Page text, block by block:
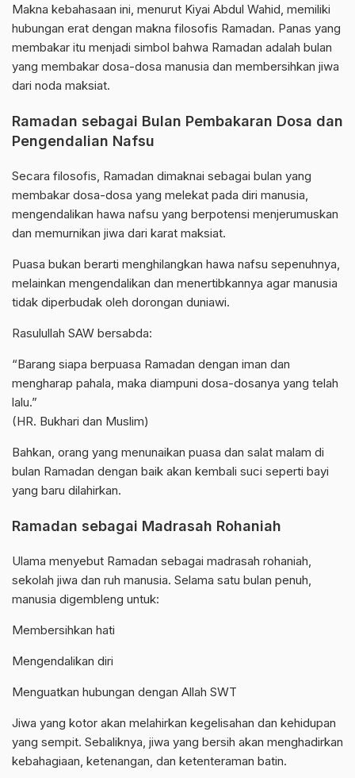
Makna kebahasaan ini, menurut Kiyai Abdul Wahid, memiliki
hubungan erat dengan makna filosofis Ramadan. Panas yang
membakar itu menjadi simbol bahwa Ramadan adalah bulan
yang membakar dosa-dosa manusia dan membersihkan jiwa
dari noda maksiat.
Ramadan sebagai Bulan Pembakaran Dosa dan
Pengendalian Nafsu
Secara filosofis, Ramadan dimaknai sebagai bulan yang
membakar dosa-dosa yang melekat pada diri manusia,
mengendalikan hawa nafsu yang berpotensi menjerumuskan
dan memurnikan jiwa dari karat maksiat.
Puasa bukan berarti menghilangkan hawa nafsu sepenuhnya,
melainkan mengendalikan dan menertibkannya agar manusia
tidak diperbudak oleh dorongan duniawi.
Rasulullah SAW bersabda:
“Barang siapa berpuasa Ramadan dengan iman dan
mengharap pahala, maka diampuni dosa-dosanya yang telah
lalu.”
(HR. Bukhari dan Muslim)
Bahkan, orang yang menunaikan puasa dan salat malam di
bulan Ramadan dengan baik akan kembali suci seperti bayi
yang baru dilahirkan.
Ramadan sebagai Madrasah Rohaniah
Ulama menyebut Ramadan sebagai madrasah rohaniah,
sekolah jiwa dan ruh manusia. Selama satu bulan penuh,
manusia digembleng untuk:
Membersihkan hati
Mengendalikan diri
Menguatkan hubungan dengan Allah SWT
Jiwa yang kotor akan melahirkan kegelisahan dan kehidupan
yang sempit. Sebaliknya, jiwa yang bersih akan menghadirkan
kebahagiaan, ketenangan, dan ketenteraman batin.